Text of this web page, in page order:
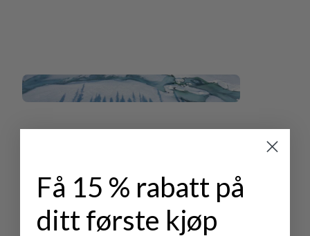
Få 15 % rabatt på
ditt første kjøp